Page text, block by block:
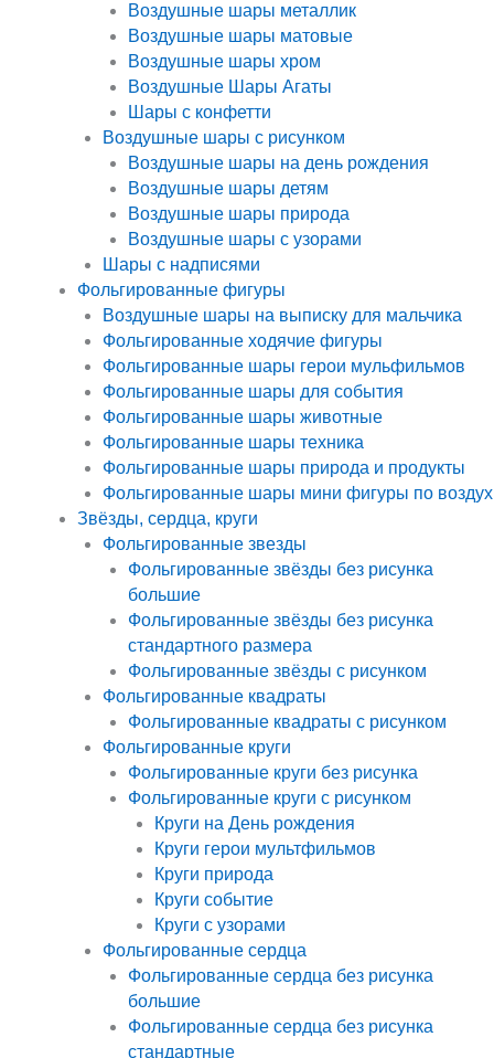
Воздушные шары металлик
Воздушные шары матовые
Воздушные шары хром
Воздушные Шары Агаты
Шары с конфетти
Воздушные шары с рисунком
Воздушные шары на день рождения
Воздушные шары детям
Воздушные шары природа
Воздушные шары с узорами
Шары с надписями
Фольгированные фигуры
Воздушные шары на выписку для мальчика
Фольгированные ходячие фигуры
Фольгированные шары герои мульфильмов
Фольгированные шары для события
Фольгированные шары животные
Фольгированные шары техника
Фольгированные шары природа и продукты
Фольгированные шары мини фигуры по воздух
Звёзды, сердца, круги
Фольгированные звезды
Фольгированные звёзды без рисунка
большие
Фольгированные звёзды без рисунка
стандартного размера
Фольгированные звёзды с рисунком
Фольгированные квадраты
Фольгированные квадраты с рисунком
Фольгированные круги
Фольгированные круги без рисунка
Фольгированные круги с рисунком
Круги на День рождения
Круги герои мультфильмов
Круги природа
Круги событие
Круги с узорами
Фольгированные сердца
Фольгированные сердца без рисунка
большие
Фольгированные сердца без рисунка
стандартные